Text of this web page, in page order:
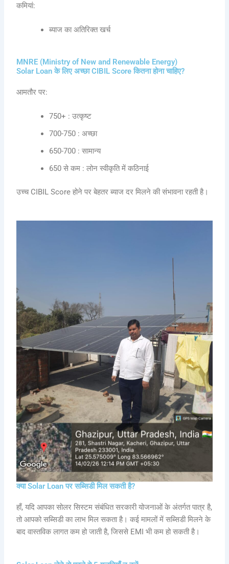
कमियां:
ब्याज का अतिरिक्त खर्च
MNRE (Ministry of New and Renewable Energy)
Solar Loan के लिए अच्छा CIBIL Score कितना होना चाहिए?
आमतौर पर:
750+ : उत्कृष्ट
700-750 : अच्छा
650-700 : सामान्य
650 से कम : लोन स्वीकृति में कठिनाई
उच्च CIBIL Score होने पर बेहतर ब्याज दर मिलने की संभावना रहती है।
क्या Solar Loan पर सब्सिडी मिल सकती है?
हाँ, यदि आपका सोलर सिस्टम संबंधित सरकारी योजनाओं के अंतर्गत पात्र है,
तो आपको सब्सिडी का लाभ मिल सकता है। कई मामलों में सब्सिडी मिलने के
बाद वास्तविक लागत कम हो जाती है, जिससे EMI भी कम हो सकती है।